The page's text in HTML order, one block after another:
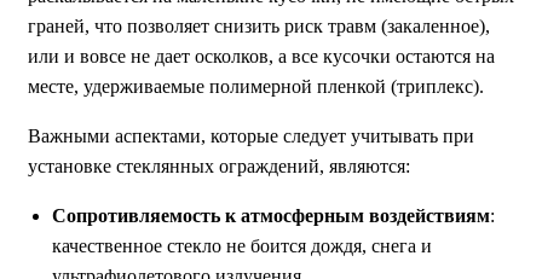
граней, что позволяет снизить риск травм (закаленное),
или и вовсе не дает осколков, а все кусочки остаются на
месте, удерживаемые полимерной пленкой (триплекс).
Важными аспектами, которые следует учитывать при
установке стеклянных ограждений, являются:
Сопротивляемость к атмосферным воздействиям:
качественное стекло не боится дождя, снега и